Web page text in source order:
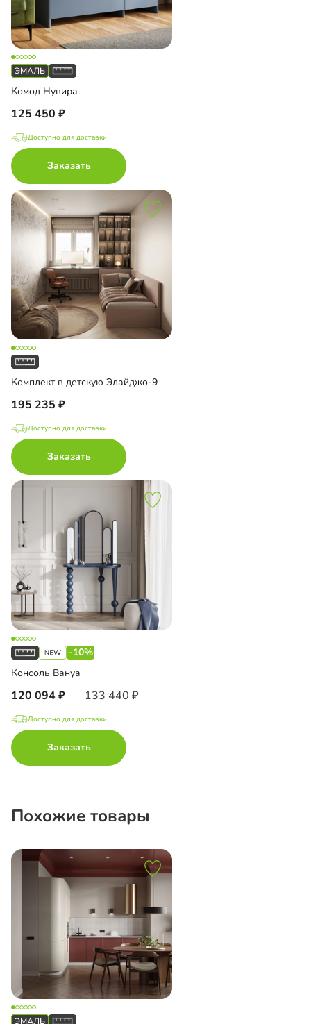
Комод Нувира
125 450
Доступно для доставки
Заказать
Комплект в детскую Элайджо-9
195 235
Доступно для доставки
Заказать
-10%
Консоль Вануа
120 094 133 440
Доступно для доставки
Заказать
Похожие товары